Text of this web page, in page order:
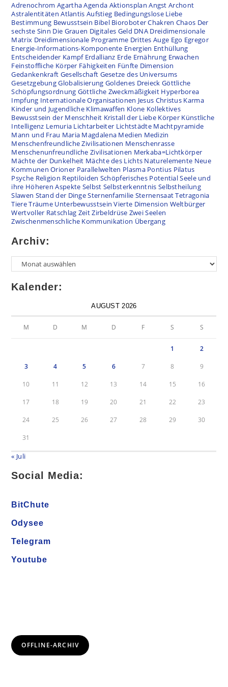
Adrenochrom AgarthaAgenda Aktionsplan Angst Archont
Astralentitäten Atlantis Aufstieg Bedingungslose Liebe
Bestimmung Bewusstsein Bibel BioroboterChakren Chaos Der
sechste Sinn Die Grauen Digitales Geld DNA Dreidimensionale
Matrix Dreidimensionale Programme Drittes Auge Ego Egregor
Energie-Informations-Komponente Energien Enthüllung
Entscheidender Kampf Erdallianz Erde Ernährung Erwachen
Feinstoffliche Körper Fähigkeiten Fünfte Dimension
Gedankenkraft Gesellschaft Gesetze des Universums
GesetzgebungGlobalisierung Goldenes Dreieck Göttliche
Schöpfungsordnung Göttliche Zweckmäßigkeit Hyperborea
Impfung Internationale Organisationen Jesus Christus Karma
Kinder und Jugendliche Klimawaffen Klone Kollektives
Bewusstsein der Menschheit Kristall der Liebe Körper Künstliche
Intelligenz Lemuria Lichtarbeiter Lichtstädte Machtpyramide
Mann und Frau Maria Magdalena Medien Medizin
Menschenfreundliche Zivilisationen Menschenrasse
Menschenunfreundliche Zivilisationen Merkaba=Lichtkörper
Mächte der Dunkelheit Mächte des Lichts Naturelemente Neue
Kommunen Orioner Parallelwelten Plasma Pontius Pilatus
Psyche Religion Reptiloiden Schöpferisches PotentialSeele und
ihre Höheren Aspekte Selbst Selbsterkenntnis Selbstheilung
Slawen Stand der DingeSternenfamilie SternensaatTetragonia
TiereTräume Unterbewusstsein Vierte Dimension Weltbürger
Wertvoller Ratschlag ZeitZirbeldrüse Zwei Seelen
Zwischenmenschliche Kommunikation Übergang
Archiv:
Kalender:
AUGUST 2026
M D M D F S S
1 2
3 4 5 6 7 8 9
10 11 12 13 14 15 16
17 18 19 20 21 22 23
24 25 26 27 28 29 30
31
« Juli
Social Media:
BitChute
Odysee
Telegram
Youtube
OFFLINE-ARCHIV